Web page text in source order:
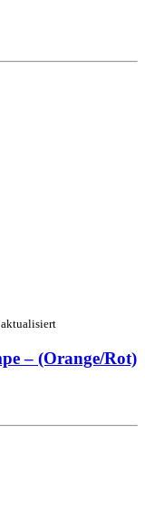
– (Orange/Rot)